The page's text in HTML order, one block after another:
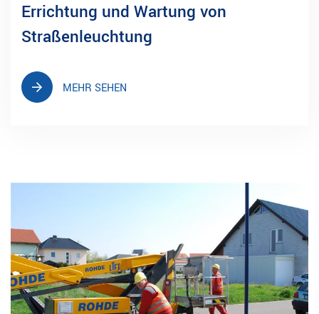
Errichtung und Wartung von
Straßenleuchtung
MEHR SEHEN